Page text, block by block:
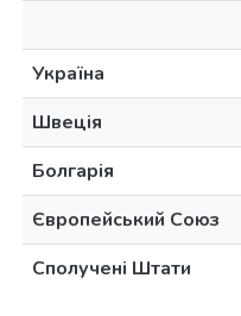
Україна
Швеція
Болгарія
Європейський Союз
Сполучені Штати